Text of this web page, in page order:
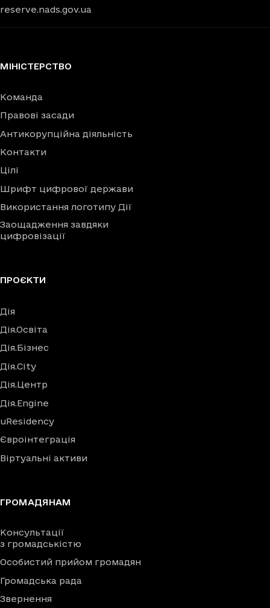
reserve.nads.gov.ua
МІНІСТЕРСТВО
Команда
Правові засади
Антикорупційна діяльність
Контакти
Цілі
Шрифт цифрової держави
Використання логотипу Дії
Заощадження завдяки
цифровізації
ПРОЄКТИ
Дія
Дія.Освіта
Дія.Бізнес
Дія.City
Дія.Центр
Дія.Engine
uResidency
Євроінтеграція
Віртуальні активи
ГРОМАДЯНАМ
Консультації
з громадськістю
Особистий прийом громадян
Громадська рада
Звернення